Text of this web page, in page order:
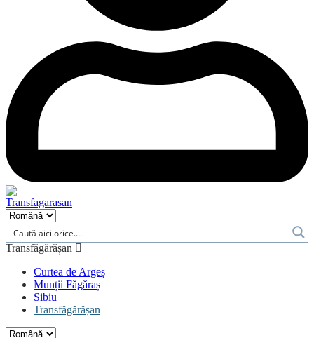
Transfăgărășan
Curtea de Argeș
Munții Făgăraș
Sibiu
Transfăgărășan